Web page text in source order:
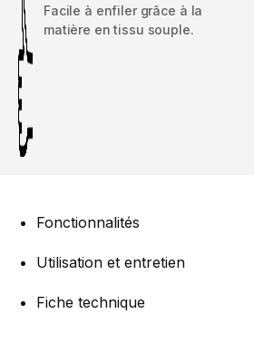
Facile à enfiler grâce à la
matière en tissu souple.
Fonctionnalités
Utilisation et entretien
Fiche technique